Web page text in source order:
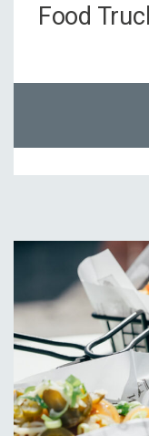
Food